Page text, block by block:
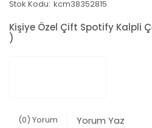
Stok Kodu: kcm38352815
Kişiye Özel Çift Spotify Kalpli
)
(0) Yorum Yorum Yaz